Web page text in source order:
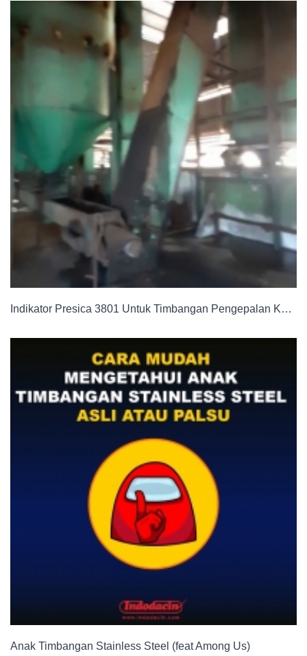
Indikator Presica 3801 Untuk Timbangan Pengepalan Kernel Weigher
Anak Timbangan Stainless Steel (feat Among Us)